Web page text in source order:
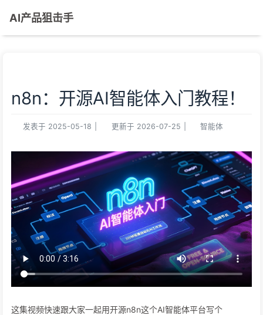
AI产品狙击手
n8n：开源AI智能体入门教程！
发表于 2025-05-18 更新于 2026-07-25 智能体
这集视频快速跟大家一起用开源n8n这个AI智能体平台写个